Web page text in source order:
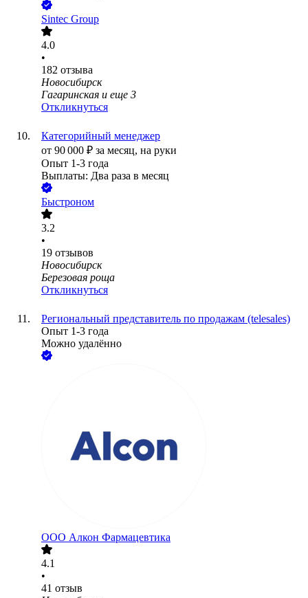
Sintec Group
4.0
•
182 отзыва
Новосибирск
Гагаринская и еще 3
Откликнуться
Категорийный менеджер
от 90 000 ₽ за месяц, на руки
Опыт 1-3 года
Выплаты: Два раза в месяц
Быстроном
3.2
•
19 отзывов
Новосибирск
Березовая роща
Откликнуться
Региональный представитель по продажам (telesales)
Опыт 1-3 года
Можно удалённо
ООО Алкон Фармацевтика
4.1
•
41 отзыв